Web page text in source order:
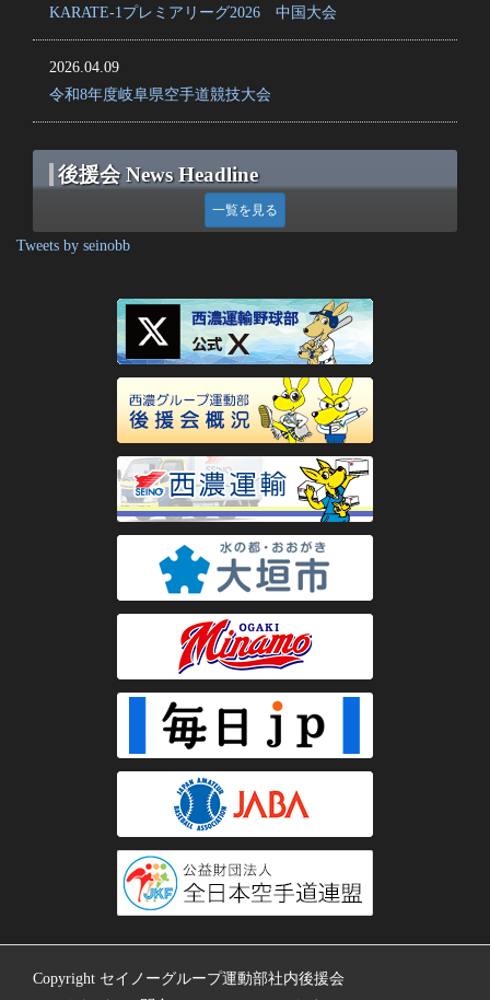
KARATE-1プレミアリーグ2026 中国大会
2026.04.09
令和8年度岐阜県空手道競技大会
後援会 News Headline
一覧を見る
Tweets by seinobb
Copyright セイノーグループ運動部社内後援会